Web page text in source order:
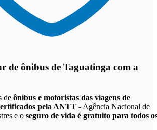
de ônibus de Taguatinga com a
de ônibus e motoristas das viagens de
pela ANTT - Agência Nacional de
e o seguro de vida é gratuito para todos